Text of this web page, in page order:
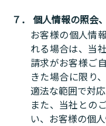
７． 個人情報の照会
お客様の個人情
れる場合は、当
請求がお客様ご
きた場合に限り
適法な範囲で対応
また、当社との
い、お客様の個